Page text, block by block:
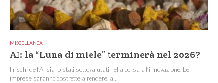
MISCELLANEA
AI: la “Luna di miele” terminerà nel 2026?
I rischi dell’AI siano stati sottovalutati nella corsa all’innovazione. Le
imprese saranno costrette a rendere la...